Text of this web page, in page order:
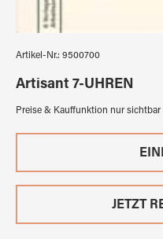
Artikel-Nr.: 9500700
Artisant 7-UHREN
Preise & Kauffunktion nur
JETZT